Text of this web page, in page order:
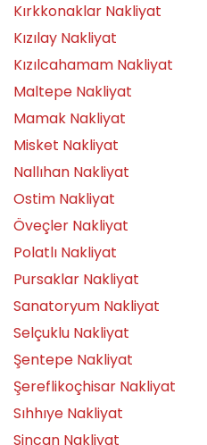
Kırkkonaklar Nakliyat
Kızılay Nakliyat
Kızılcahamam Nakliyat
Maltepe Nakliyat
Mamak Nakliyat
Misket Nakliyat
Nallıhan Nakliyat
Ostim Nakliyat
Öveçler Nakliyat
Polatlı Nakliyat
Pursaklar Nakliyat
Sanatoryum Nakliyat
Selçuklu Nakliyat
Şentepe Nakliyat
Şereflikoçhisar Nakliyat
Sıhhıye Nakliyat
Sincan Nakliyat